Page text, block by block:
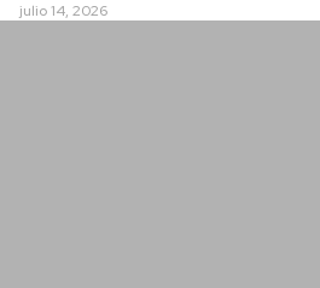
julio 14, 2026